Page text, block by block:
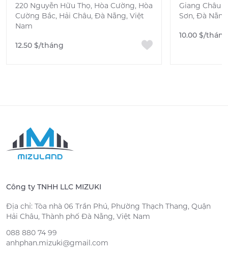
220 Nguyễn Hữu Thọ, Hòa Cường, Hòa
Cường Bắc, Hải Châu, Đà Nẵng, Việt
Nam
12.50 $/tháng
Giang Châu
Sơn, Đà
10.00 $/tháng
Công ty TNHH LLC MIZUKI
Địa chỉ: Tòa nhà 06 Trần Phú, Phường Thạch Thang, Quận
Hải Châu, Thành phố Đà Nẵng, Việt Nam
088 880 74 99
anhphan.mizuki@gmail.com